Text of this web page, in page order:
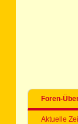
Foren-
Aktuelle